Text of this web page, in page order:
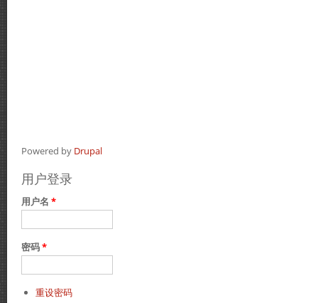
Powered by Drupal
用户登录
用户名 *
密码*
重设密码